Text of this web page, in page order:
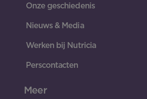
Onze geschiedenis
Nieuws & Media
Werken bij Nutricia
Perscontacten
Meer